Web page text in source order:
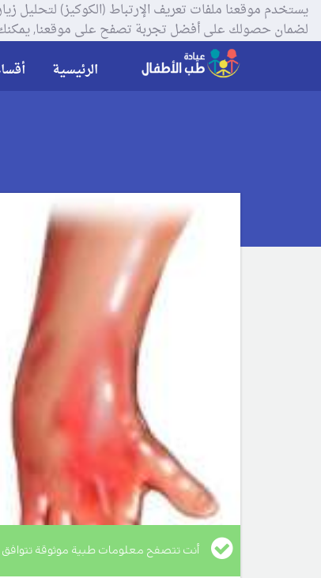
لضمان حصولك على أفضل تجربة تصفح على موقعنا,
الرئيسية
أنت تتصفح معلومات طبية موثوقة